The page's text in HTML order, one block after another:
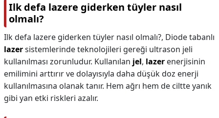
Ilk defa lazere giderken tüyler nasıl
olmalı?
Ilk defa lazere giderken tüyler nasıl olmalı?, Diode tabanlı
lazersistemlerinde teknolojileri gereği ultrason jeli
kullanılması zorunludur. Kullanılan jel, lazer enerjisinin
emilimini arttırır ve dolayısıyla daha düşük doz enerji
kullanılmasına olanak tanır. Hem ağrı hem de ciltte yanık
gibi yan etki riskleri azalır.